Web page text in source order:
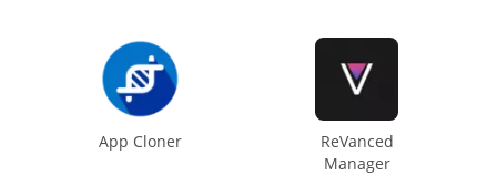
App Cloner
ReVanced
Manager